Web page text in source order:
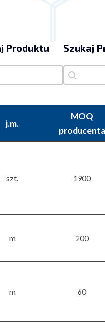
Produktu
Produktu
Szukaj
Szukaj
Szukaj
j.m.
MOQ
producenta
szt. 1900
m 200
m 60